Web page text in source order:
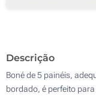
Outra :
Descrição
Boné de 5 painéis,
bordado, é perfeito